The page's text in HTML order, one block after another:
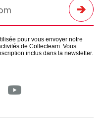
pour vous envoyer notre
de Collecteam. Vous
inclus dans la newsletter.